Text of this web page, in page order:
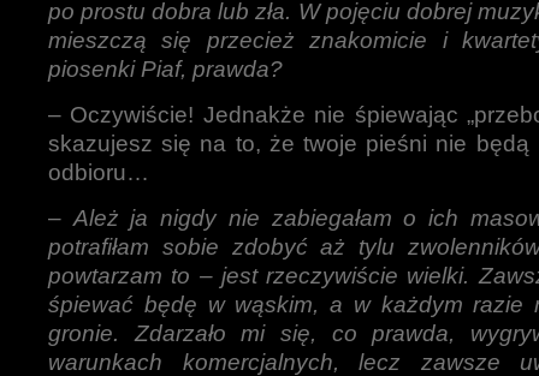
po prostu dobra lub zła. W pojęciu dobrej
mieszczą się przecież znakomicie i
piosenki Piaf, prawda?
– Oczywiście! Jednakże nie śpiewając
skazujesz się na to, że twoje pieśni nie będą
odbioru…
– Ależ ja nigdy nie zabiegałam o ich
potrafiłam sobie zdobyć aż tylu
powtarzam to – jest rzeczywiście wielki.
śpiewać będę w wąskim, a w każdym razie
gronie. Zdarzało mi się, co prawda,
warunkach komercjalnych, lecz zawsze